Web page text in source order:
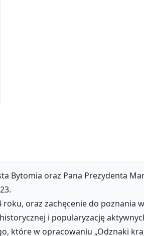
Bytomia oraz Pana Prezydenta
oraz zachęcenie do poznania
i popularyzację
które w opracowaniu „Odznaki